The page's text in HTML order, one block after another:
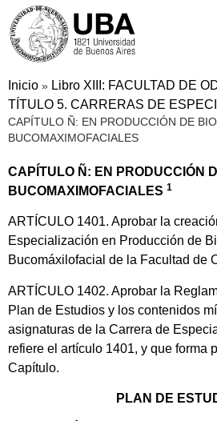
Inicio » Libro XIII: FACULTAD DE
TÍTULO 5. CARRERAS DE
CAPÍTULO Ñ: EN PRODUCCIÓN DE
BUCOMAXIMOFACIALES
CAPÍTULO Ñ: EN PRODUCCIÓN
BUCOMAXIMOFACIALES 1
ARTÍCULO 1401. Aprobar la
Especialización en Producción de
Bucomáxilofacial de la Facultad de
ARTÍCULO 1402. Aprobar la
Plan de Estudios y los contenidos
asignaturas de la Carrera de
refiere el artículo 1401, y que forma
Capítulo.
PLAN DE